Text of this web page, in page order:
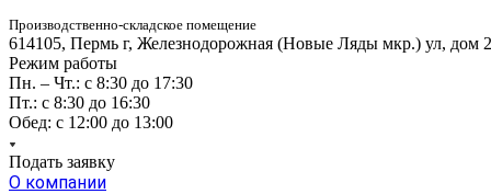
Производственно-складское помещение
614105, Пермь г, Железнодорожная (Новые Ляды мкр.) ул, дом
Режим работы
Пн. – Чт.: с 8:30 до 17:30
Пт.: с 8:30 до 16:30
Обед: с 12:00 до 13:00
Подать заявку
О компании